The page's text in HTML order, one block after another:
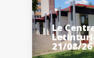
Le
21/08/26